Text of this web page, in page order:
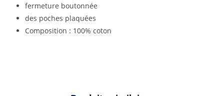
fermeture boutonnée
des poches plaquées
Composition : 100% coton